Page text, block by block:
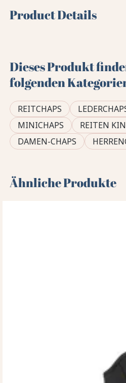
Product Details
Dieses Produkt
folgenden
REITCHAPS
MINICHAPS
REITEN
DAMEN-CHAPS
Ähnliche Produkte